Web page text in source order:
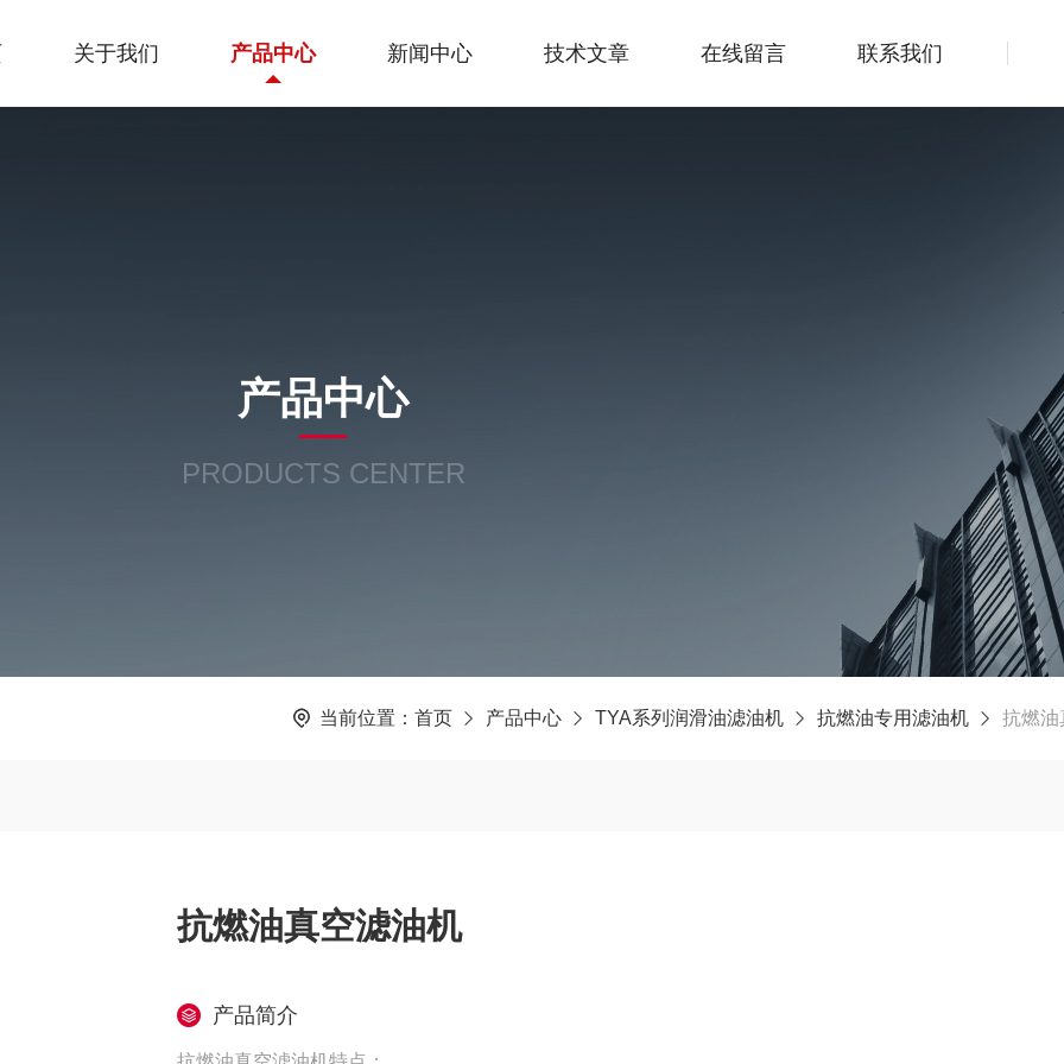
关于我们 产品中心 新闻中心 技术文章 在线留言 联系我们
产品中心
PRODUCTS CENTER
当前位置： 首页 产品中心 TYA系列润滑油滤油机 抗燃油专用滤油机 抗燃油
抗燃油真空滤油机
产品简介